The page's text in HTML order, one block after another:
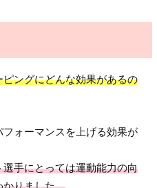
ングにどんな効果があるの
フォーマンスを上げる効果が
選手にとっては運動能力の向
かりました。